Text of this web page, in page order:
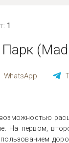
1
WhatsApp
На первом,